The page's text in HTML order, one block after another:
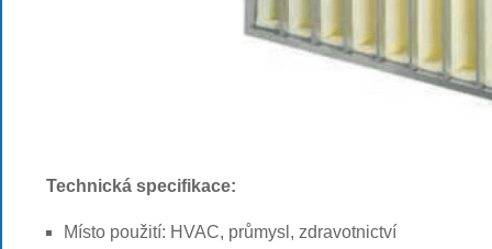
Technická specifikace:
Místo použití: HVAC, průmysl, zdravotnictví